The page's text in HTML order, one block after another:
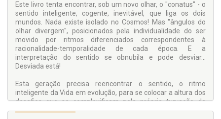
Este livro tenta encontrar, sob um novo olhar, o "conatus" - o
sentido inteligente, cogente, inevitável, que liga os dois
mundos. Nada existe isolado no Cosmos! Mas "ângulos do
olhar divergem", posicionados pela individualidade do ser
movido por ritmos diferenciados correspondentes à
racionalidade-temporalidade de cada época. E a
interpretação do sentido se obnubila e pode desviar...
Desviada está!
Esta geração precisa reencontrar o sentido, o ritmo
inteligente da Vida em evolução, para se colocar a altura dos
desafios que se complexificam pela própria turvação da
intelecção. Como? A reflexão crítica contida nesta obra